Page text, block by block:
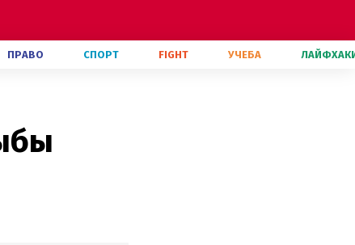
ПРАВО СПОРТ FIGHT УЧЕБА